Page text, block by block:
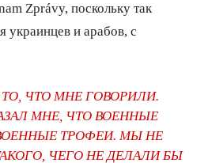
Zprávy, поскольку так
украинцев и арабов, с
ЧТО МНЕ ГОВОРИЛИ.
МНЕ, ЧТО ВОЕННЫЕ
ТРОФЕИ. МЫ НЕ
ЧЕГО НЕ ДЕЛАЛИ БЫ